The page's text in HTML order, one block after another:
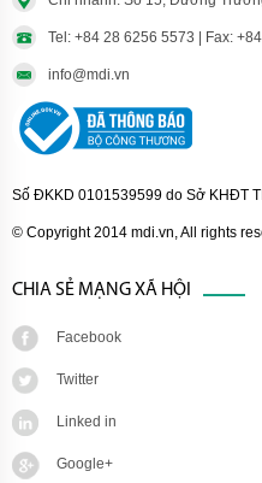
Tel: +84 28 6256 5573 | Fax:
info@mdi.vn
Số ĐKKD 0101539599 do Sở KHĐT
© Copyright 2014 mdi.vn, All rights
CHIA SẺ MẠNG XÃ HỘI
Facebook
Twitter
Linked in
Google+